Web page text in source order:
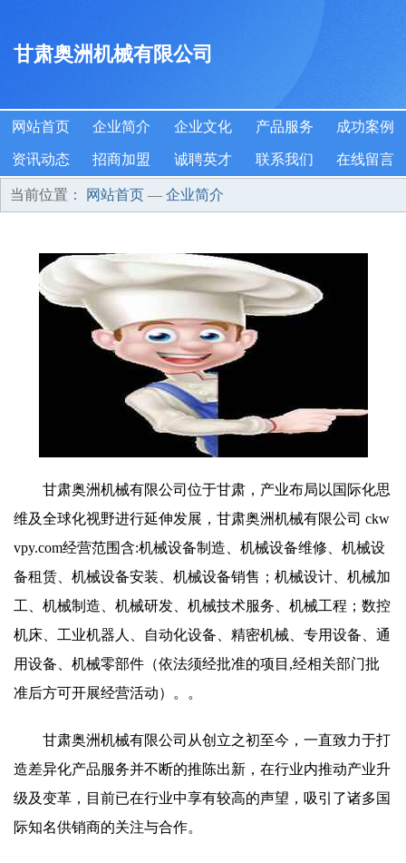
甘肃奥洲机械有限公司
网站首页 企业简介 企业文化 产品服务 成功案例
资讯动态 招商加盟 诚聘英才 联系我们 在线留言
当前位置： 网站首页 — 企业简介
甘肃奥洲机械有限公司位于甘肃，产业布局以国际化思
维及全球化视野进行延伸发展，甘肃奥洲机械有限公司 ckw
vpy.com经营范围含:机械设备制造、机械设备维修、机械设
备租赁、机械设备安装、机械设备销售；机械设计、机械加
工、机械制造、机械研发、机械技术服务、机械工程；数控
机床、工业机器人、自动化设备、精密机械、专用设备、通
用设备、机械零部件（依法须经批准的项目,经相关部门批
准后方可开展经营活动）。。
甘肃奥洲机械有限公司从创立之初至今，一直致力于打
造差异化产品服务并不断的推陈出新，在行业内推动产业升
级及变革，目前已在行业中享有较高的声望，吸引了诸多国
际知名供销商的关注与合作。